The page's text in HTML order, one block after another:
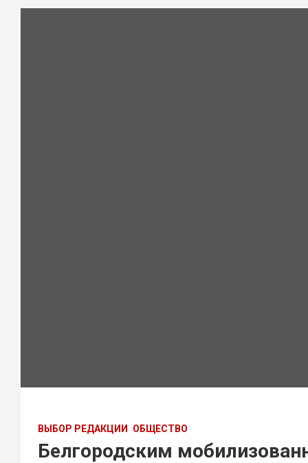
ВЫБОР РЕДАКЦИИ ОБЩЕСТВО
Белгородским